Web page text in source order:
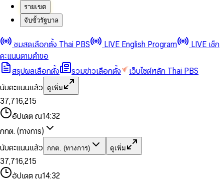
รายเขต
จับขั้วรัฐบาล
ชมสดเลือกตั้ง Thai PBS LIVE English Program
LIVE เช็ก
คะแนนตามคำขอ
สรุปผลเลือกตั้ง
รวมข่าวเลือกตั้ง
เว็บไซต์หลัก Thai PBS
นับคะแนนแล้ว
ดูเพิ่ม
0
1
2
3
4
5
6
8
9
0
1
2
3
4
5
6
7
8
9
,
0
1
2
4
6
7
8
9
0
1
2
3
4
5
6
7
8
9
0
1
3
5
6
7
8
9
,
1
2
4
5
7
8
9
0
1
3
4
6
7
8
9
0
2
3
4
5
7
8
อัปเดต ณ14:32
กกต. (ทางการ)
นับคะแนนแล้ว
กกต. (ทางการ) ดูเพิ่ม
0
1
2
3
4
5
0
1
2
4
5
6
7
8
9
,
0
1
2
4
6
7
8
9
0
1
2
3
0
1
3
5
6
7
8
,
1
2
4
0
1
3
0
2
3
4
5
7
อัปเดต ณ14:32